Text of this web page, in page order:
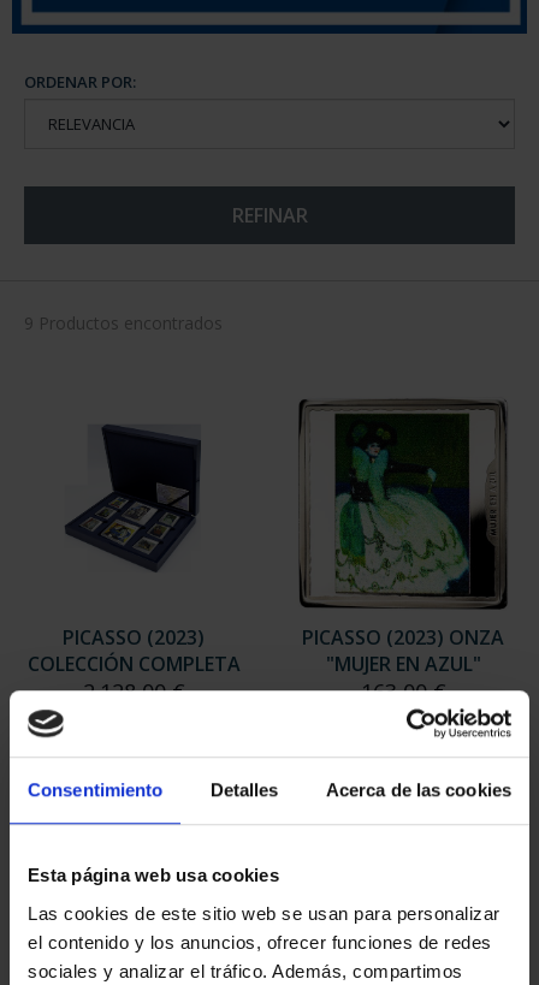
Consentimiento Detalles Acerca de las cookies
Esta página web usa cookies
Las cookies de este sitio web se usan para personalizar
el contenido y los anuncios, ofrecer funciones de redes
sociales y analizar el tráfico. Además, compartimos
ORDENAR POR:
REFINAR
9 Productos encontrados
PICASSO (2023)
COLECCIÓN COMPLETA
2.128,00 €
PICASSO (2023) ONZA
"MUJER EN AZUL"
163,00 €